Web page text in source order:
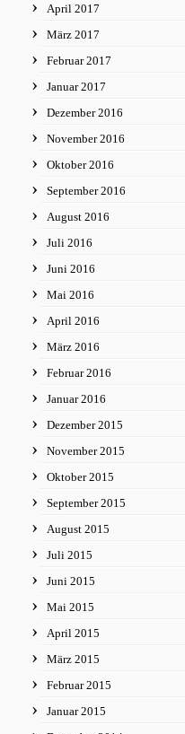
April 2017
März 2017
Februar 2017
Januar 2017
Dezember 2016
November 2016
Oktober 2016
September 2016
August 2016
Juli 2016
Juni 2016
Mai 2016
April 2016
März 2016
Februar 2016
Januar 2016
Dezember 2015
November 2015
Oktober 2015
September 2015
August 2015
Juli 2015
Juni 2015
Mai 2015
April 2015
März 2015
Februar 2015
Januar 2015